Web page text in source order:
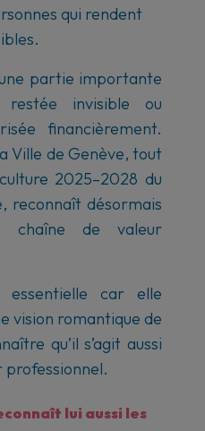
qui rendent
partie importante
invisible ou
financièrement.
Ville de Genève, tout
2025–2028 du
reconnaît désormais
chaîne de valeur
essentielle car elle
vision romantique de
qu’il s’agit aussi
professionnel.
lui aussi les